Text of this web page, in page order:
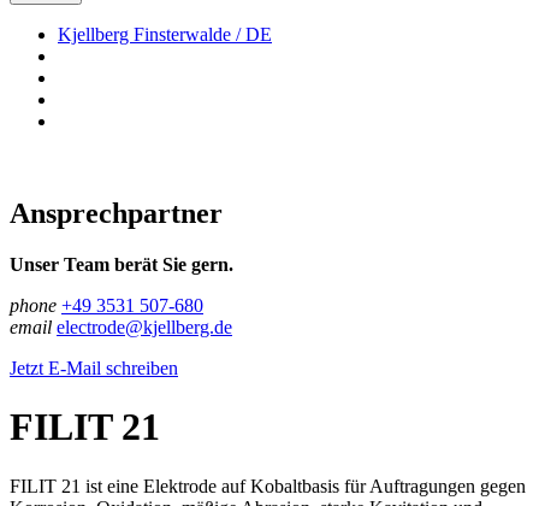
Kjellberg Finsterwalde / DE
Ansprechpartner
Unser Team berät Sie gern.
phone +49 3531 507-680
email electrode@kjellberg.de
Jetzt E-Mail schreiben
FILIT 21
FILIT 21 ist eine Elektrode auf Kobaltbasis für Auftragungen gegen